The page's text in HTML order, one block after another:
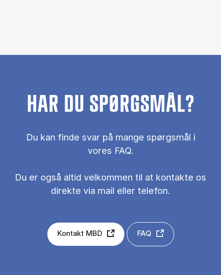
HAR DU SPØRGSMÅL?
Du kan finde svar på mange spørgsmål i
vores FAQ.
Du er også al­tid vel­kom­men til at kon­tak­te os
di­rek­te via mail el­ler te­le­fon.
Kontakt MBD FAQ